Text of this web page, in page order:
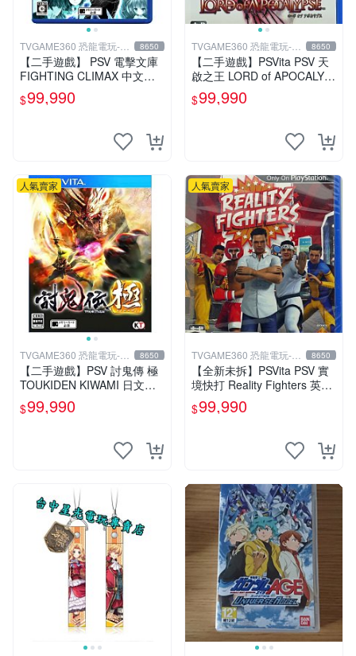
TVGAME360 恐龍電玩-台
中店
8650
【二手遊戲】 PSV 電擊文庫
FIGHTING CLIMAX 中文版
【台中恐龍電玩】
$99,990
TVGAME360 恐龍電玩-台
中店
8650
【二手遊戲】PSVita PSV 天
啟之王 LORD of APOCALYP
SE 亞洲日文版 【台中恐龍電
玩】
$99,990
人氣賣家
TVGAME360 恐龍電玩-台
中店
8650
【二手遊戲】PSV 討鬼傳 極
TOUKIDEN KIWAMI 日文版
【台中恐龍電玩】
$99,990
人氣賣家
TVGAME360 恐龍電玩-台
中店
8650
【全新未拆】PSVita PSV 實
境快打 Reality Fighters 英文
版【台中恐龍電玩】
$99,990